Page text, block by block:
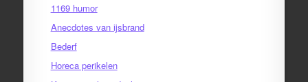
1169 humor
Anecdotes van ijsbrand
Bederf
Horeca perikelen